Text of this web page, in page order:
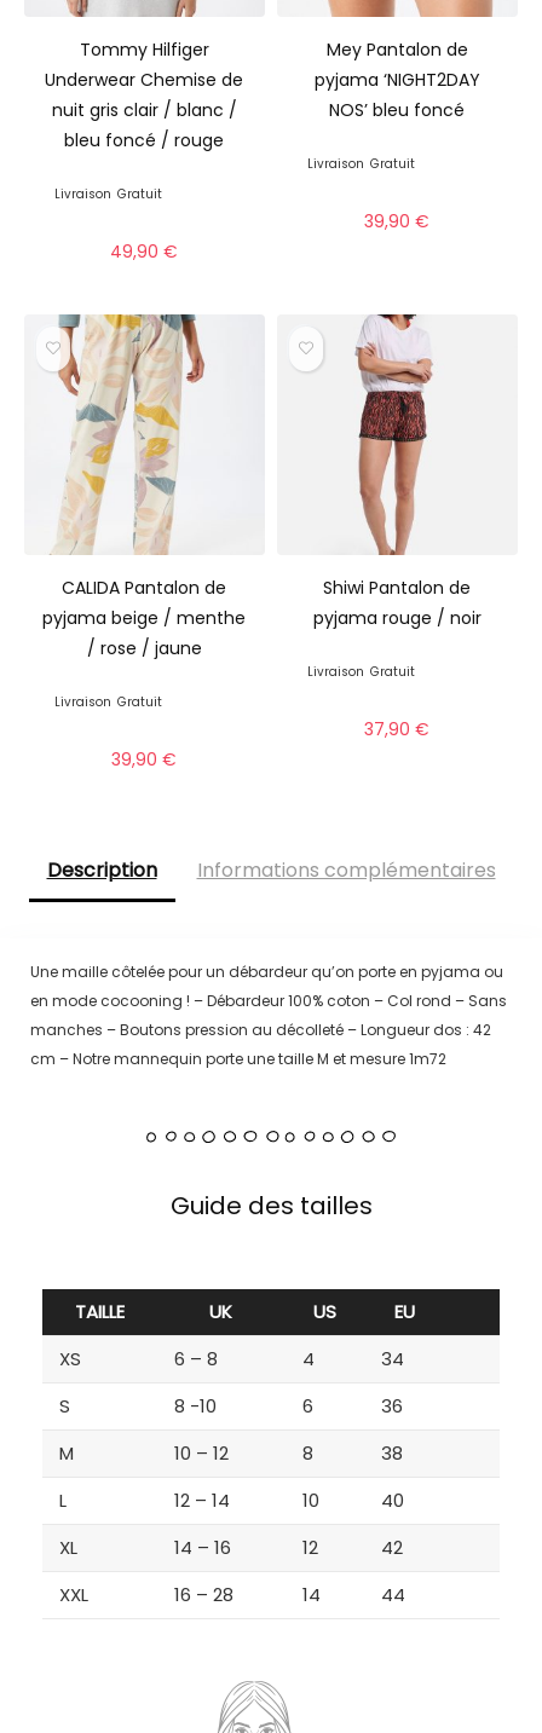
Tommy Hilfiger
Underwear Chemise de
nuit gris clair / blanc /
bleu foncé / rouge
Livraison Gratuit
49,90€
Mey Pantalon de
pyjama ‘NIGHT2DAY
NOS’ bleu foncé
Livraison Gratuit
39,90€
CALIDA Pantalon de
pyjama beige / menthe
/ rose / jaune
Livraison Gratuit
39,90€
Shiwi Pantalon de
pyjama rouge / noir
Livraison Gratuit
37,90€
Description Informations complémentaires
Une maille côtelée pour un débardeur qu’on porte en pyjama ou
en mode cocooning ! – Débardeur 100% coton – Col rond – Sans
manches – Boutons pression au décolleté – Longueur dos : 42
cm – Notre mannequin porte une taille M et mesure 1m72
Guide des tailles
TAILLE UK US
EU
XS
6 – 8 4
34
S
8 -10 6
36
M
10 – 12 8
38
L
12 – 14 10
40
XL
14 – 16 12
42
XXL
16 – 28 14 44